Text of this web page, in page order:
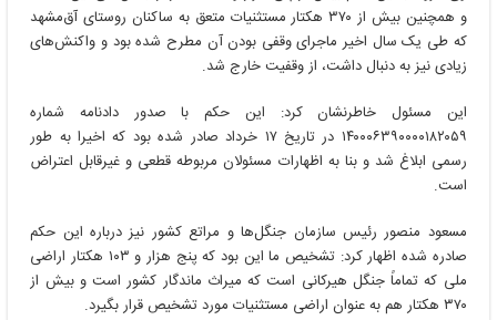
و همچنین بیش از ۳۷۰ هکتار مستثنیات متعق به ساکنان روستای آق‌مشهد
که طی یک سال اخیر ماجرای وقفی بودن آن مطرح شده بود و واکنش‌های
زیادی نیز به دنبال داشت، از وقفیت خارج شد.
این مسئول خاطرنشان کرد: این حکم با صدور دادنامه شماره
۱۴۰۰۰۶۳۹۰۰۰۰۱۸۲۰۵۹ در تاریخ ۱۷ خرداد صادر شده بود که اخیرا به طور
رسمی ابلاغ شد و بنا به اظهارات مسئولان مربوطه قطعی و غیرقابل اعتراض
است.
مسعود منصور رئیس سازمان جنگل‌ها و مراتع کشور نیز درباره این حکم
صادره شده اظهار کرد: تشخیص ما این بود که پنج هزار و ۱۰۳ هکتار اراضی
ملی که تماماً جنگل هیرکانی است که میراث ماندگار کشور است و بیش از
۳۷۰ هکتار هم به عنوان اراضی مستثنیات مورد تشخیص قرار بگیرد.